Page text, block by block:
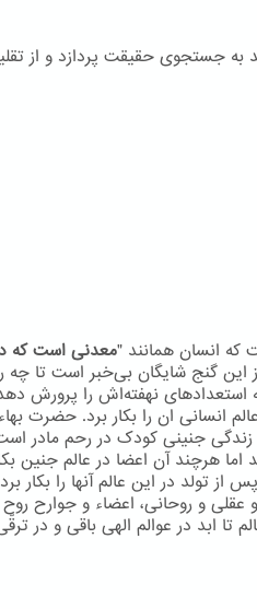
جستجوی حقیقت پردازد و از
که انسان همانند "معدنی است که
این گنج شایگان بی‌خبر است تا چه
نهفته‌اش را پرورش
انسانی ان را بکار برد. حضرت
زندگی جنینی کودک در رحم مادر
هرچند آن اعضا در عالم جنین
تولد در این عالم آنها را بکار
عقلی و روحانی، اعضاء و جوارح روح
تا ابد در عوالم الهی باقی و در